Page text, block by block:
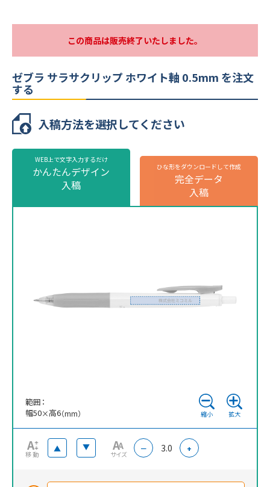
個包装
個包装無し
不可
ゼブラ サラサクリップ ホワイト軸 0.5mm
名入れ箇所
標準カラー24色より1色選択
この商品は販売終了いたしました。
ゼブラ サラサクリップ ホワイト軸 0.5mm を注文
する
入稿方法を選択してください
WEB上で文字入力するだけ
かんたんデザイン
入稿
ひな形をダウンロードして作成
完全データ
入稿
株式会社ミコミル
縮小 拡大
範囲：
幅50×高6（mm）
移動
▲ ▲
サイズ
－ 3.0 +